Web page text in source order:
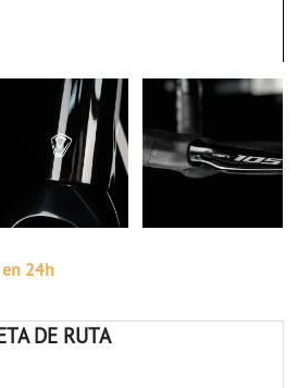
24h
DE RUTA